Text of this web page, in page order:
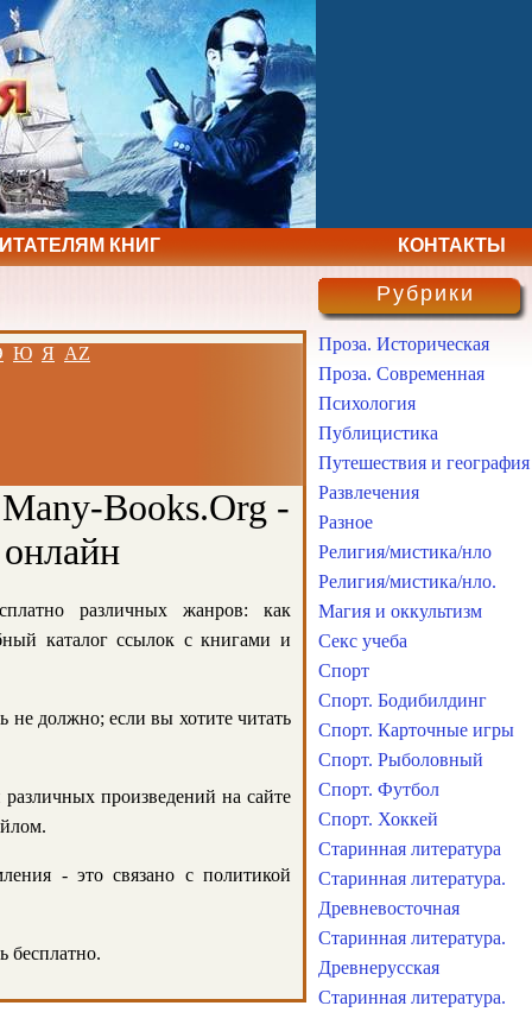
КНИГ КОНТАКТЫ
Ю Я AZ
Books.Org -
различных жанров: как
каталог ссылок с книгами и
не должно; если вы хотите читать
произведений на сайте
- это связано с политикой
бесплатно.
Рубрики
Проза. Историческая
Проза. Современная
Психология
Публицистика
Путешествия и география
Развлечения
Разное
Религия/мистика/нло
Религия/мистика/нло.
Магия и оккультизм
Секс учеба
Спорт
Спорт. Бодибилдинг
Спорт. Карточные игры
Спорт. Рыболовный
Спорт. Футбол
Спорт. Хоккей
Старинная литература
Старинная литература.
Древневосточная
Старинная литература.
Древнерусская
Старинная литература.